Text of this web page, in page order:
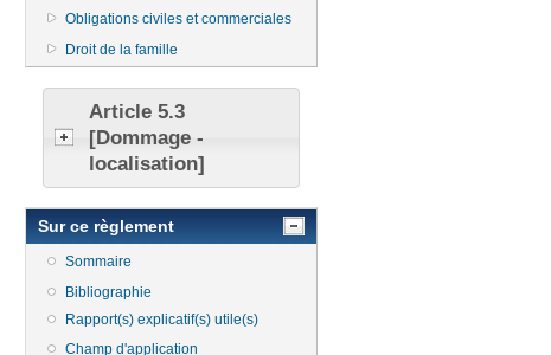
Obligations civiles et commerciales
Droit de la famille
Article 5.3
[Dommage -
localisation]
Sur ce règlement
Sommaire
Bibliographie
Rapport(s) explicatif(s) utile(s)
Champ d'application